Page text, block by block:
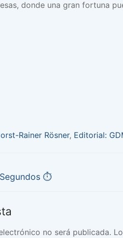
donde una gran fortuna
Rainer Rösner, Editorial:
⏱️
no será publicada.